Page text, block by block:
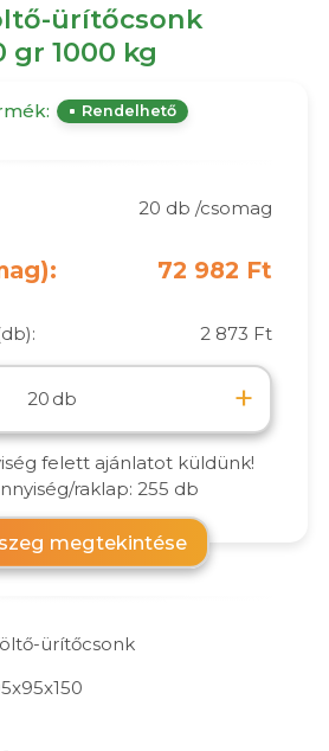
ürítőcsonk
gr 1000 kg
Rendelhető
20 db /csomag
72 982 Ft
2 873 Ft
db +
felett ajánlatot küldünk!
raklap: 255 db
megtekintése
ürítőcsonk